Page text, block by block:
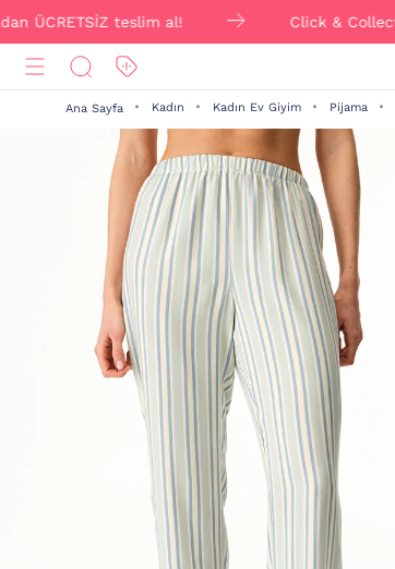
teslim al! Click & Collect ile
Ana Sayfa Kadın Kadın Ev Giyim Pijama